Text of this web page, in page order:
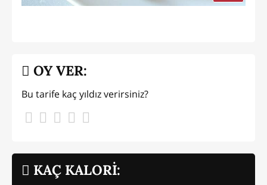
KAÇ KALORİ:
OY VER:
Bu tarife kaç yıldız verirsiniz?